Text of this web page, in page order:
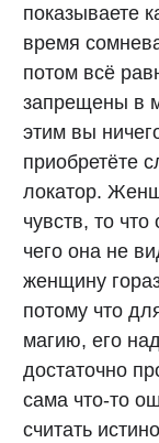
показываете
время
потом всё
запрещены в
этим вы
приобретёте
локатор.
чувств, то
чего она не
женщину
потому что
магию, его
достаточно
сама что-то
считать